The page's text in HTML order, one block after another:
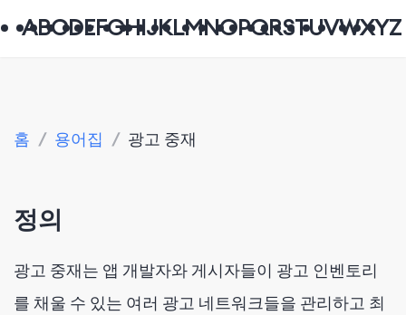
ABCDEFGHIJKLMNOPQRSTUVWXYZ
홈 / 용어집 / 광고 중재
정의
광고 중재는 앱 개발자와 게시자들이 광고 인벤토리
를 채울 수 있는 여러 광고 네트워크들을 관리하고 최